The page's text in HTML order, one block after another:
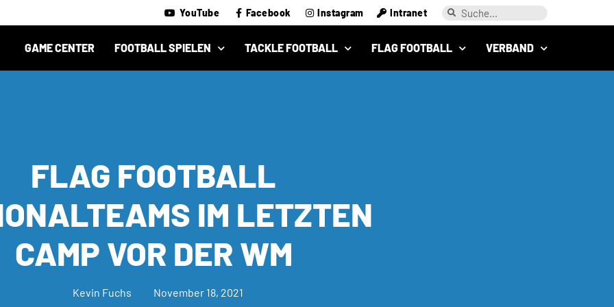
YouTube Facebook Instagram Intranet
GAME CENTER FOOTBALL SPIELEN TACKLE FOOTBALL FLAG FOOTBALL VERBAND
FLAG FOOTBALL
IM LETZTEN
CAMP VOR DER WM
Kevin Fuchs November 18, 2021